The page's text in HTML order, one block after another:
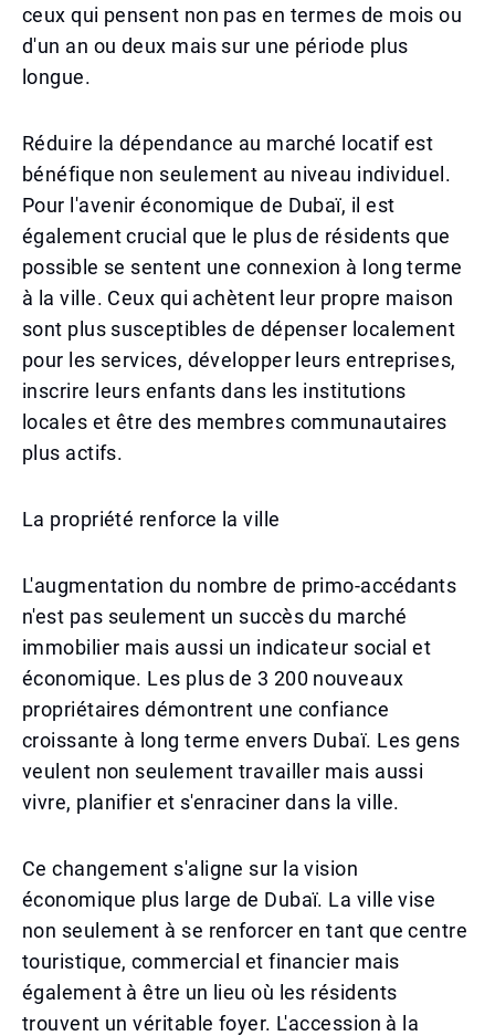
ceux qui pensent non pas en termes de mois ou
d'un an ou deux mais sur une période plus
longue.
Réduire la dépendance au marché locatif est
bénéfique non seulement au niveau individuel.
Pour l'avenir économique de Dubaï, il est
également crucial que le plus de résidents que
possible se sentent une connexion à long terme
à la ville. Ceux qui achètent leur propre maison
sont plus susceptibles de dépenser localement
pour les services, développer leurs entreprises,
inscrire leurs enfants dans les institutions
locales et être des membres communautaires
plus actifs.
La propriété renforce la ville
L'augmentation du nombre de primo-accédants
n'est pas seulement un succès du marché
immobilier mais aussi un indicateur social et
économique. Les plus de 3 200 nouveaux
propriétaires démontrent une confiance
croissante à long terme envers Dubaï. Les gens
veulent non seulement travailler mais aussi
vivre, planifier et s'enraciner dans la ville.
Ce changement s'aligne sur la vision
économique plus large de Dubaï. La ville vise
non seulement à se renforcer en tant que centre
touristique, commercial et financier mais
également à être un lieu où les résidents
trouvent un véritable foyer. L'accession à la